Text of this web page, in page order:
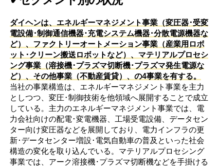
ダイヘンは、エネルギーマネジメント事業（変圧器･受変
電設備･制御通信機器･充電システム機器･分散電源機器な
ど）、ファクトリーオートメーション事業（産業用ロボ
ット･クリーン搬送ロボットなど）、マテリアルプロセシ
ング事業（溶接機･プラズマ切断機･プラズマ発生電源な
ど）、その他事業（不動産賃貸）、の4事業を有する。
当社の事業構造は、エネルギーマネジメント事業を主力
としつつ、変圧･制御技術を他領域へ展開することで成立
している。主力のエネルギーマネジメント事業では、電
力会社向けの配電･変電機器、工場受電設備、データセン
ター向け変圧器などを展開しており、電力インフラの更
新･データセンター増設･電気自動車の普及といった社会
構造の変化を取り込んでいる。マテリアルプロセシング
事業では、アーク溶接機･プラズマ切断機などを手掛ける